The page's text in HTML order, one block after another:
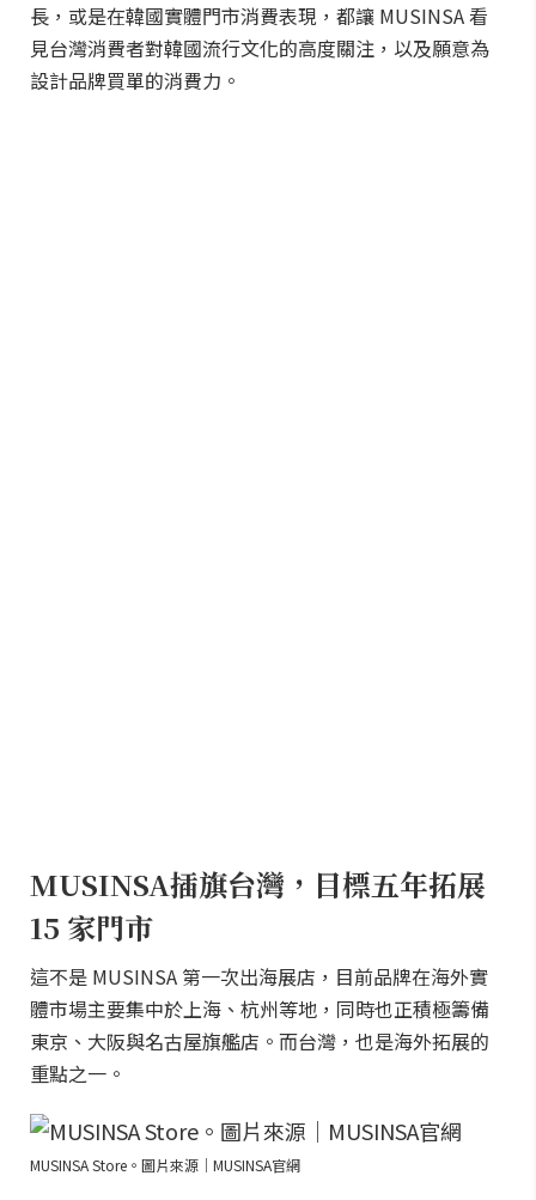
長，或是在韓國實體門市消費表現，都讓 MUSINSA 看
見台灣消費者對韓國流行文化的高度關注，以及願意為
設計品牌買單的消費力。
MUSINSA插旗台灣，目標五年拓展
15 家門市
這不是 MUSINSA 第一次出海展店，目前品牌在海外實
體市場主要集中於上海、杭州等地，同時也正積極籌備
東京、大阪與名古屋旗艦店。而台灣，也是海外拓展的
重點之一。
MUSINSA Store。圖片來源｜MUSINSA官網